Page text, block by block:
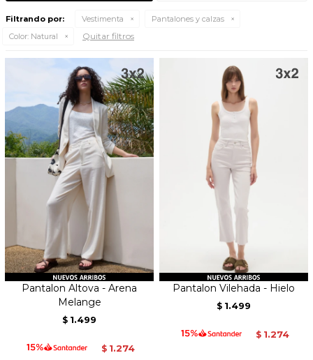
Filtrando por: Vestimenta
Pantalones y calzas
Color: Natural Quitar filtros
Pantalon Altova - Arena
Melange
$ 1.499
$ 1.274
Pantalon Vilehada - Hielo
$ 1.499
$ 1.274